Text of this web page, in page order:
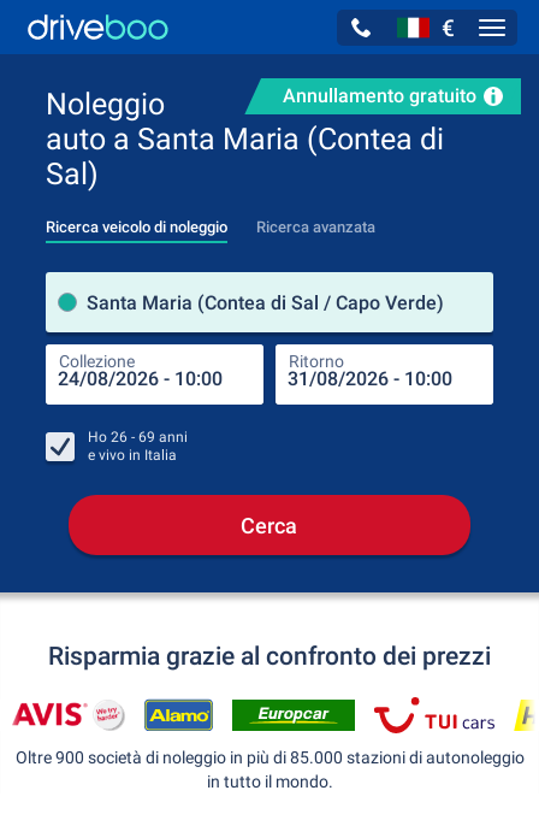
€
Annullamento gratuito
Noleggio
auto a Santa Maria (Contea di
Sal)
Ricerca veicolo di noleggio Ricerca avanzata
Santa Maria (Contea di Sal / Capo Verde)
Collezione Ritorno
Ho 26 - 69 anni
e vivo in Italia
Cerca
Risparmia grazie al confronto dei prezzi
Oltre 900 società di noleggio in più di 85.000 stazioni di autonoleggio
in tutto il mondo.